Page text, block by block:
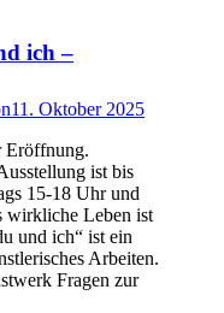
ich –
11. Oktober 2025
Eröffnung.
ist bis
15-18 Uhr und
wirkliche Leben ist
und ich“ ist ein
Arbeiten.
Fragen zur